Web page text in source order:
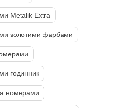
Metalik Extra
золотими фарбами
годинник
номерами